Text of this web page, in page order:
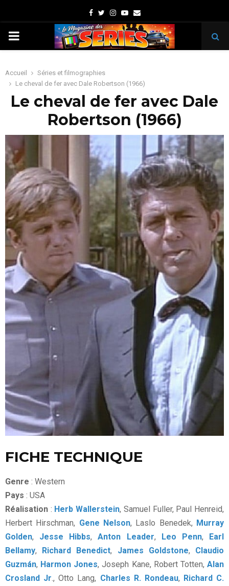
Facebook
TwitterInstagram
Youtube
Email
PRIMARY
Accueil
Séries et filmographies
Le cheval de fer avec Dale Robertson (1966)
Le cheval de fer avec Dale
Robertson (1966)
FICHE TECHNIQUE
Genre : Western
Pays : USA
Réalisation : Herb Wallerstein, Samuel Fuller, Paul Henreid,
Herbert Hirschman, Gene Nelson, Laslo Benedek, Murray
Golden, Jesse Hibbs,Anton Leader, Leo Penn, Earl
Bellamy, Richard Benedict, James Goldstone, Claudio
Guzmán, Harmon Jones, Joseph Kane, Robert Totten,Alan
Crosland Jr ., Otto Lang, Charles R. Rondeau, Richard C.